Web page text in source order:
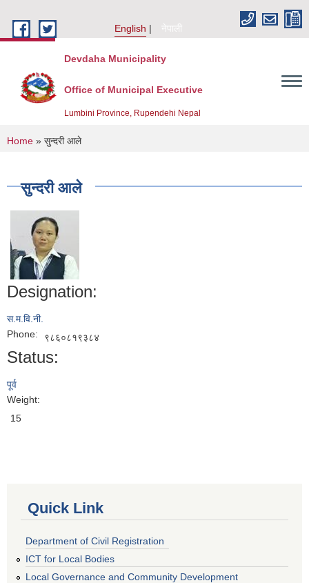
English
नेपाली
Devdaha Municipality
Office of Municipal Executive
Lumbini Province, Rupendehi Nepal
You are here
Home » सुन्दरी आले
सुन्दरी आले
Designation:
स.म.वि.नी.
Phone:
९८६०८१९३८४
Status:
पूर्व
Weight:
15
Quick Link
Department of Civil Registration
ICT for Local Bodies
Local Governance and Community Development